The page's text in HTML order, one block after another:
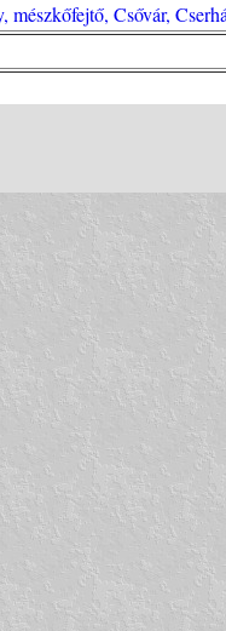
mészkőfejtő, Csővár,